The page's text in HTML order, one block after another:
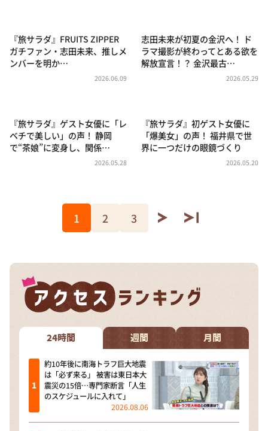
『旅サラダ』FRUITS ZIPPER
ガチファン・志田未来、推しメ
ンバーを明か…
2026.06.09
志田未来が初夏の金沢へ！ ド
ラマ撮影が終わってとある欲を
解放宣言！？ 金沢最古…
2026.05.29
『旅サラダ』ゲスト女優に「レ
ベチで美しい」の声！ 静岡
で“茶娘”に変身し、関係…
2026.05.28
『旅サラダ』初ゲスト女優に
「爆美女」の声！ 福井県で世
界に一つだけの眼鏡づくり
2026.05.20
1 2 3
24時間 週間 月間
約10年後に南海トラフ巨大地震
は「必ず来る」 被害は東日本大
震災の15倍…専門家断言「人生
のスケジュールに入れて」
2026.08.06